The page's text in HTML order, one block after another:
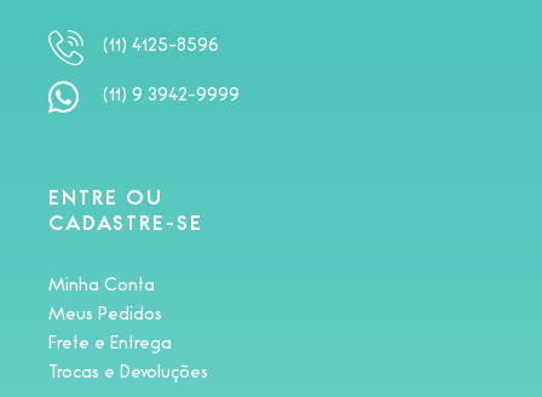
(11) 4125-8596
(11) 9 3942-9999
ENTRE OU
CADASTRE-SE
Minha Conta
Meus Pedidos
Frete e Entrega
Trocas e Devoluções